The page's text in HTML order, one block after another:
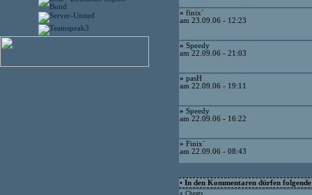
» finix`
am 23.09.06 - 12:23
» Speedy
am 22.09.06 - 21:03
» pasH
am 22.09.06 - 19:11
» Speedy
am 22.09.06 - 16:22
» Finix`
am 22.09.06 - 08:43
• In den Kommentaren dürfen
a. Cheats